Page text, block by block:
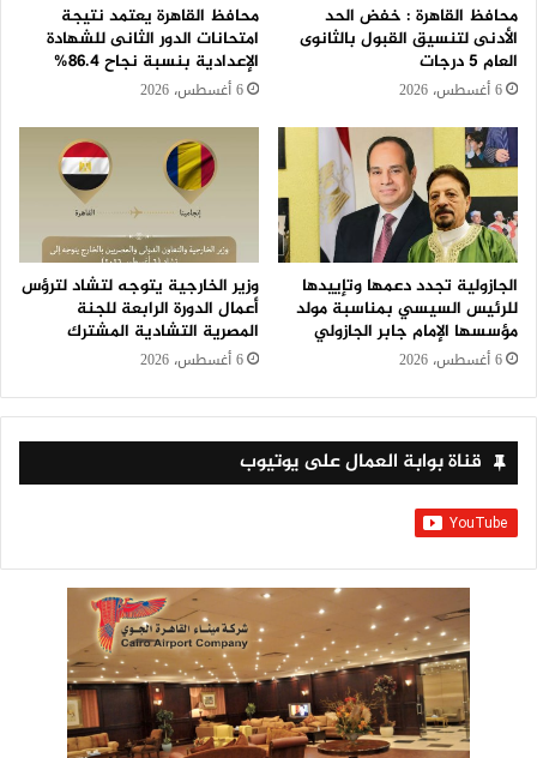
محافظ القاهرة : خفض الحد
الأدنى لتنسيق القبول بالثانوى
العام 5 درجات
6 أغسطس، 2026
محافظ القاهرة يعتمد نتيجة
امتحانات الدور الثانى للشهادة
الإعدادية بنسبة نجاح 86.4%
6 أغسطس، 2026
الجازولية تجدد دعمها وتإييدها
للرئيس السيسي بمناسبة مولد
مؤسسها الإمام جابر الجازولي
6 أغسطس، 2026
وزير الخارجية يتوجه لتشاد لترؤس
أعمال الدورة الرابعة للجنة
المصرية التشادية المشترك
6 أغسطس، 2026
قناة بوابة العمال على يوتيوب